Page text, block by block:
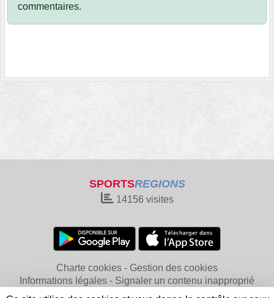
commentaires.
SPORTSREGIONS
14156visites
Charte cookies
Gestion des cookies
Informations légales
Signaler un contenu inapproprié